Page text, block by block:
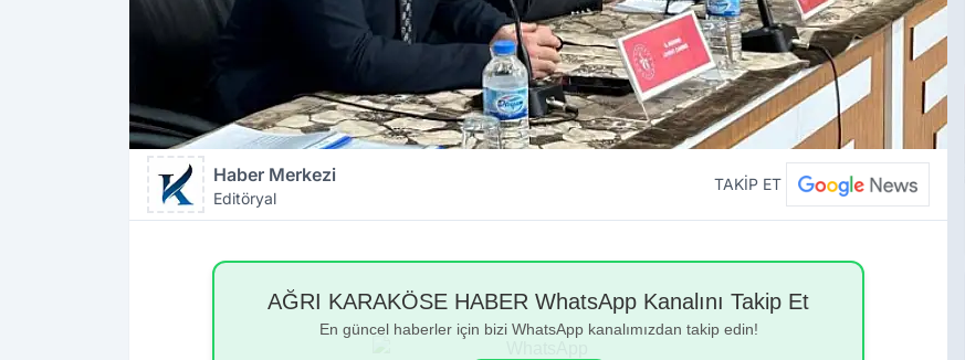
Haber Merkezi
Editöryal
TAKİP ET
AĞRI KARAKÖSE HABER WhatsApp Kanalını Takip Et
En güncel haberler için bizi WhatsApp kanalımızdan takip edin!